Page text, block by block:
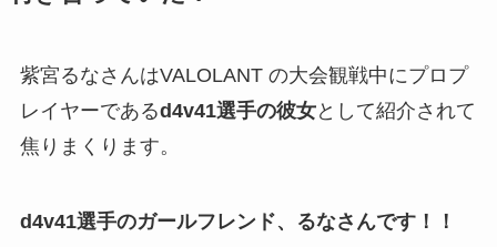
紫宮るなさんはVALOLANT の大会観戦中にプロプ
レイヤーであるd4v41選手の彼女として紹介されて
焦りまくります。
d4v41選手のガールフレンド、るなさんです！！